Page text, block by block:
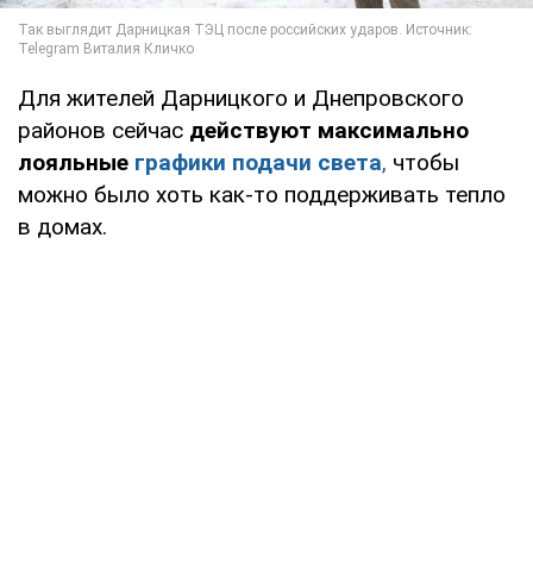
Для жителей Дарницкого и Днепровского
районов сейчас действуют максимально
лояльные графики подачи света, чтобы
можно было хоть как-то поддерживать тепло
в домах.